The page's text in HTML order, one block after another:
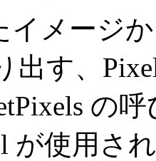
イメージ
出す、
の
が使用さ